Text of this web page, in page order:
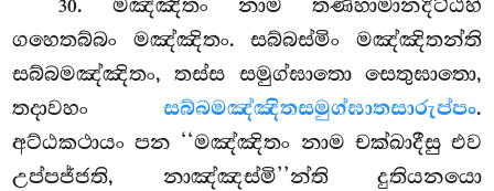
30. මඤ්ඤිතං නාම තණ්හාමානදිට්ඨීහි
ගහෙතබ්බං මඤ්ඤිතං. සබ්බස්මිං මඤ්ඤිතන්ති
සබ්බමඤ්ඤිතං, තස්ස සමුග්ඝාතො සෙතුඝාතො,
තදාවහං සබ්බමඤ්ඤිතසමුග්ඝාතසාරුප්පං.
අට්ඨකථායං පන ‘‘මඤ්ඤිතං නාම චක්ඛාදීසු එව
උප්පජ්ජති, නාඤ්ඤස්මි’’න්ති දුතියනයො